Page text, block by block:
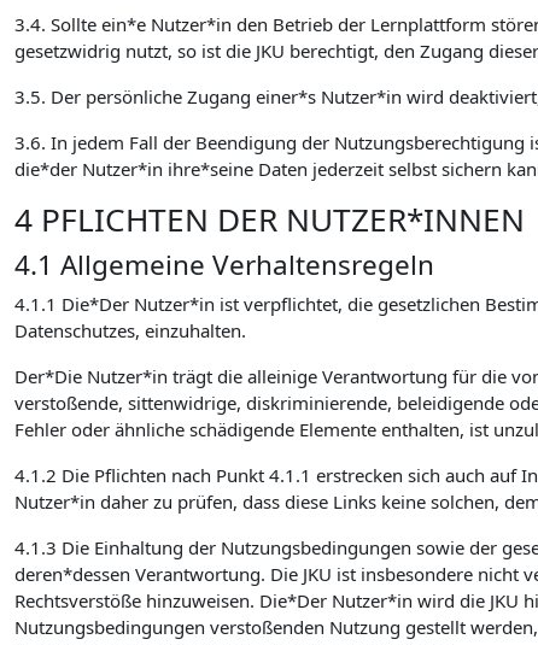
3.4. Sollte ein*e Nutzer*in den Betrieb der Lernplattform
gesetzwidrig nutzt, so ist die JKU berechtigt, den Zugang
3.5. Der persönliche Zugang einer*s Nutzer*in wird
3.6. In jedem Fall der Beendigung der
die*der Nutzer*in ihre*seine Daten jederzeit selbst sichern
4 PFLICHTEN DER NUTZER*INNEN
4.1 Allgemeine Verhaltensregeln
4.1.1 Die*Der Nutzer*in ist verpflichtet, die gesetzlichen
Datenschutzes, einzuhalten.
Der*Die Nutzer*in trägt die alleinige Verantwortung für die
verstoßende, sittenwidrige, diskriminierende, beleidigende
Fehler oder ähnliche schädigende Elemente enthalten, ist
4.1.2 Die Pflichten nach Punkt 4.1.1 erstrecken sich auch
Nutzer*in daher zu prüfen, dass diese Links keine solchen,
4.1.3 Die Einhaltung der Nutzungsbedingungen sowie der
deren*dessen Verantwortung. Die JKU ist insbesondere
Rechtsverstöße hinzuweisen. Die*Der Nutzer*in wird die JKU
Nutzungsbedingungen verstoßenden Nutzung gestellt